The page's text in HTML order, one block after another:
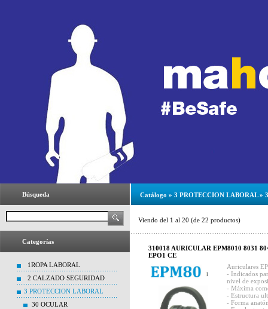
Búsqueda
Categorías
1ROPA LABORAL
2 CALZADO SEGURIDAD
3 PROTECCION LABORAL
30 OCULAR
Catálogo » 3 PROTECCION LABORAL»
Viendo del 1 al 20 (de 22 productos)
310018 AURICULAR EPM8010 8031
EPO1 CE
Auriculares
- Indicados
nivel de
- Máxima
- Estructura
- Forma